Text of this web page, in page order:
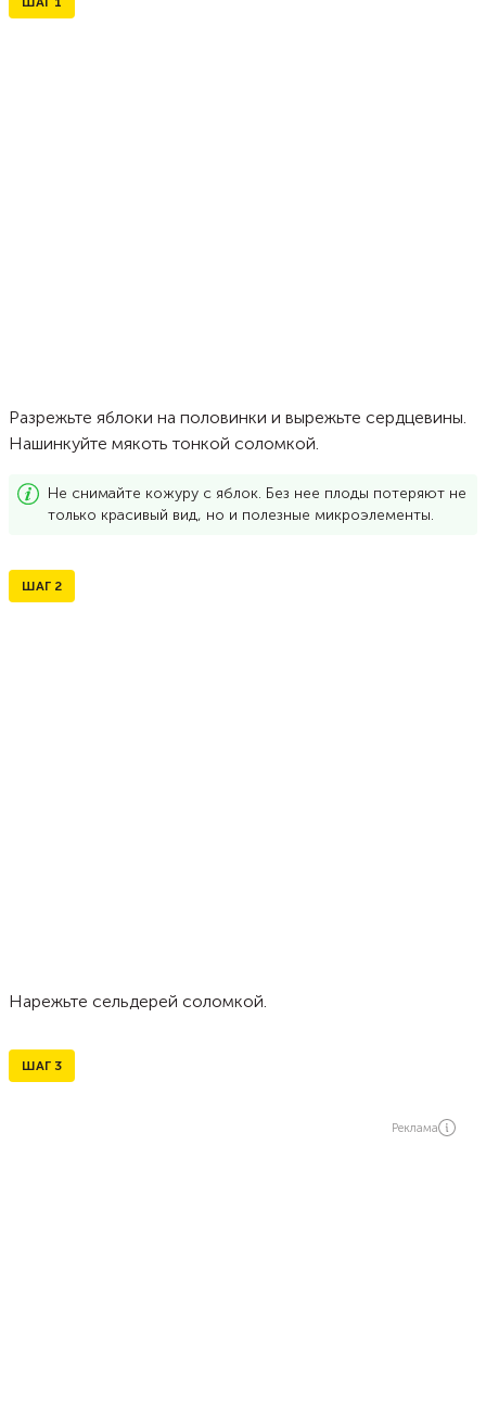
Разрежьте яблоки на половинки и вырежьте сердцевины.
Нашинкуйте мякоть тонкой соломкой.
Не снимайте кожуру с яблок. Без нее плоды потеряют не
только красивый вид, но и полезные микроэлементы.
ШАГ 2
Нарежьте сельдерей соломкой.
ШАГ 3
Реклама